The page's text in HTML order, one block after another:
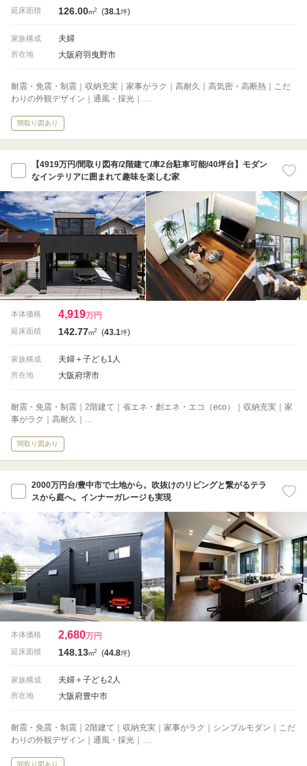
延床面積 126.00m2 (38.1坪)
家族構成 夫婦
所在地 大阪府羽曳野市
耐震・免震・制震｜収納充実｜家事がラク｜高耐久｜高気密・高断熱｜こだ
わりの外観デザイン｜通風・採光｜…
間取り図あり
【4919万円/間取り図有/2階建て/車2台駐車可能/40坪台】モダン
なインテリアに囲まれて趣味を楽しむ家
本体価格 4,919万円
延床面積 142.77m2 (43.1坪)
家族構成 夫婦＋子ども1人
所在地 大阪府堺市
耐震・免震・制震｜2階建て｜省エネ・創エネ・エコ（eco）｜収納充実｜家
事がラク｜高耐久｜…
間取り図あり
2000万円台/豊中市で土地から。吹抜けのリビングと繋がるテラ
スから庭へ。インナーガレージも実現
本体価格 2,680万円
延床面積 148.13m2 (44.8坪)
家族構成 夫婦＋子ども2人
所在地 大阪府豊中市
耐震・免震・制震｜2階建て｜収納充実｜家事がラク｜シンプルモダン｜こだ
わりの外観デザイン｜通風・採光｜…
間取り図あり